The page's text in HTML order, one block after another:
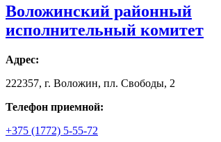
Воложинский районный
исполнительный комитет
Адрес:
222357, г. Воложин, пл. Свободы, 2
Телефон приемной:
+375 (1772) 5-55-72